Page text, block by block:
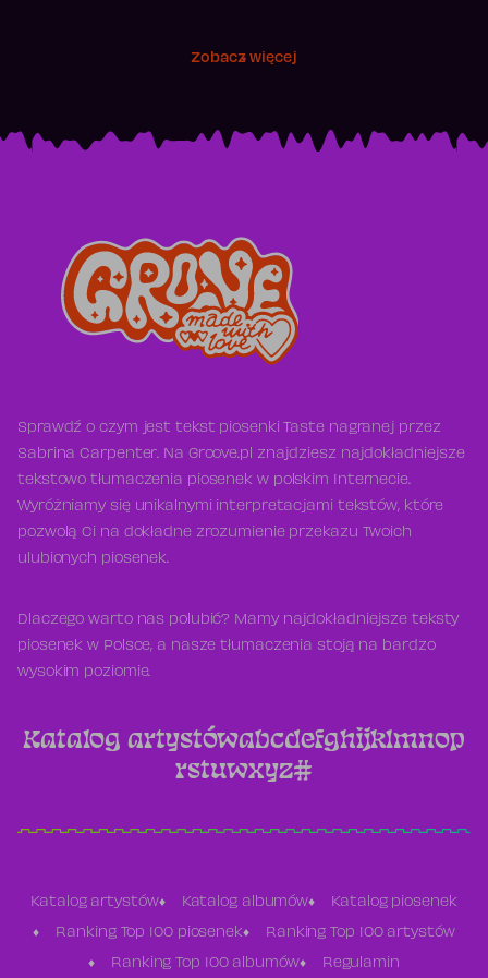
Zobacz więcej
Sprawdź o czym jest tekst piosenki Taste nagranej przez
Sabrina Carpenter. Na Groove.pl znajdziesz najdokładniejsze
tekstowo tłumaczenia piosenek w polskim Internecie.
Wyróżniamy się unikalnymi interpretacjami tekstów, które
pozwolą Ci na dokładne zrozumienie przekazu Twoich
ulubionych piosenek.
Dlaczego warto nas polubić? Mamy najdokładniejsze teksty
piosenek w Polsce, a nasze tłumaczenia stoją na bardzo
wysokim poziomie.
Katalog artystówabcdefghijklmnop
rstuwxyz#
Katalog artystów Katalog albumów Katalog piosenek
Ranking Top 100 piosenek Ranking Top 100 artystów
Ranking Top 100 albumów Regulamin